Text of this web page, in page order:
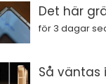
Det här
för 3 dagar
Så väntas